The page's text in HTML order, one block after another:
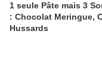
1 seule Pâte mais 3
: Chocolat Meringue,
Hussards